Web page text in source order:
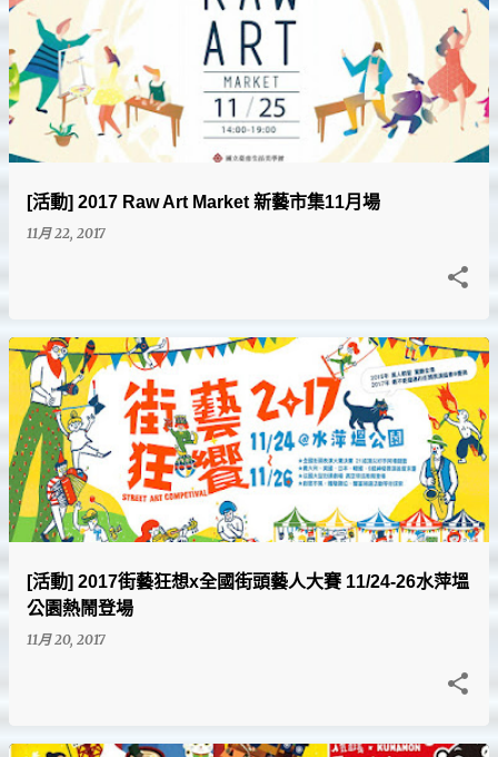
[活動] 2017 Raw Art Market 新藝市集11月場
11月 22, 2017
[活動] 2017街藝狂想x全國街頭藝人大賽 11/24-26水萍塭
公園熱鬧登場
11月 20, 2017